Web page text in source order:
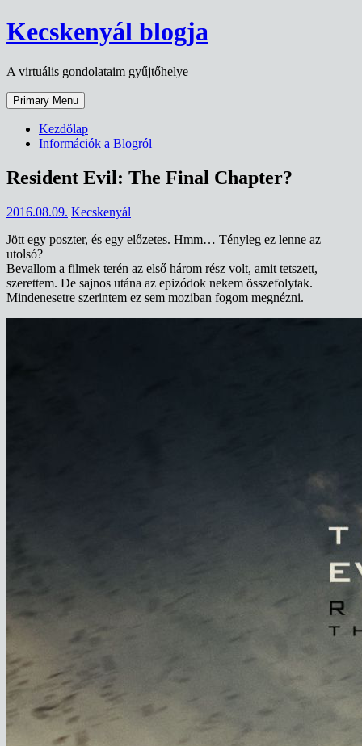
Skip
to
Kecskenyál blogja
A virtuális gondolataim gyűjtőhelye
Primary Menu
Kezdőlap
Információk a Blogról
Resident Evil: The Final Chapter?
2016.08.09. Kecskenyál
Jött egy poszter, és egy előzetes. Hmm… Tényleg ez lenne az
utolsó?
Bevallom a filmek terén az első három rész volt, amit tetszett,
szerettem. De sajnos utána az epizódok nekem összefolytak.
Mindenesetre szerintem ez sem moziban fogom megnézni.